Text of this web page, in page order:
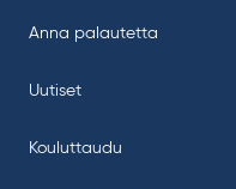
Anna palautetta
Uutiset
Kouluttaudu